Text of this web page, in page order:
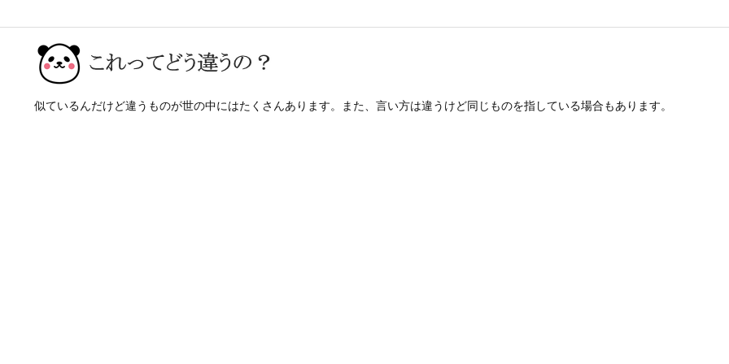
似ているんだけど違うものが世の中にはたくさんあります。また、言い方は違うけど同じものを指している場合もあります。